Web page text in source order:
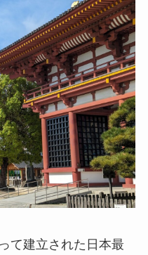
て建立された日本最